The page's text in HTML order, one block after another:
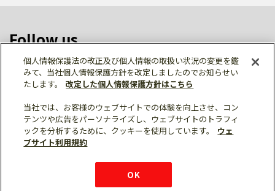
Follow us
個人情報保護 利用規約
ご利用にあたって
サイトマップ
三菱電機トップ
個人情報保護法の改正及び個人情報の取扱い状況の変更を鑑
みて、当社個人情報保護方針を改定しましたのでお知らせい
たします。
改定した個人情報保護方針はこちら
当社では、お客様のウェブサイトでの体験を向上させ、コン
テンツや広告をパーソナライズし、ウェブサイトのトラフィ
ックを分析するために、クッキーを使用しています。
ウェ
ブサイト利用規約
OK
チャットサービス